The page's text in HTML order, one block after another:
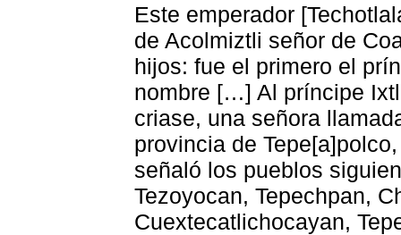
Este emperador
de Acolmiztli señor de
hijos: fue el primero el
nombre […] Al príncipe
criase, una señora
provincia de
señaló los pueblos
Tezoyocan, Tepechpan,
Cuextecatlichocayan,